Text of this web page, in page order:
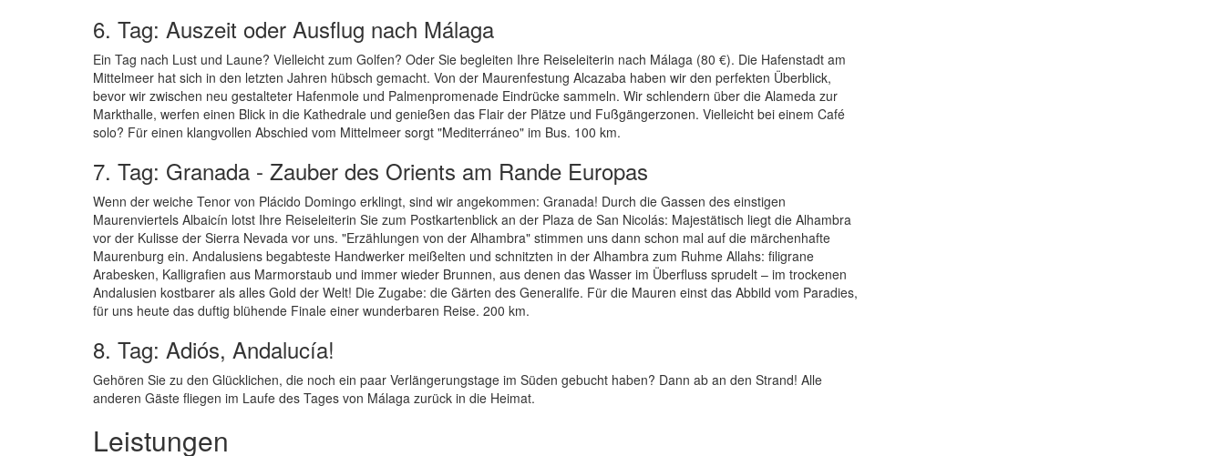
6. Tag: Auszeit oder Ausflug nach Málaga
Ein Tag nach Lust und Laune? Vielleicht zum Golfen? Oder Sie begleiten Ihre Reiseleiterin nach Málaga (80 €). Die Hafenstadt am
Mittelmeer hat sich in den letzten Jahren hübsch gemacht. Von der Maurenfestung Alcazaba haben wir den perfekten Überblick,
bevor wir zwischen neu gestalteter Hafenmole und Palmenpromenade Eindrücke sammeln. Wir schlendern über die Alameda zur
Markthalle, werfen einen Blick in die Kathedrale und genießen das Flair der Plätze und Fußgängerzonen. Vielleicht bei einem Café
solo? Für einen klangvollen Abschied vom Mittelmeer sorgt "Mediterráneo" im Bus. 100 km.
7. Tag: Granada - Zauber des Orients am Rande Europas
Wenn der weiche Tenor von Plácido Domingo erklingt, sind wir angekommen: Granada! Durch die Gassen des einstigen
Maurenviertels Albaicín lotst Ihre Reiseleiterin Sie zum Postkartenblick an der Plaza de San Nicolás: Majestätisch liegt die Alhambra
vor der Kulisse der Sierra Nevada vor uns. "Erzählungen von der Alhambra" stimmen uns dann schon mal auf die märchenhafte
Maurenburg ein. Andalusiens begabteste Handwerker meißelten und schnitzten in der Alhambra zum Ruhme Allahs: filigrane
Arabesken, Kalligrafien aus Marmorstaub und immer wieder Brunnen, aus denen das Wasser im Überfluss sprudelt – im trockenen
Andalusien kostbarer als alles Gold der Welt! Die Zugabe: die Gärten des Generalife. Für die Mauren einst das Abbild vom Paradies,
für uns heute das duftig blühende Finale einer wunderbaren Reise. 200 km.
8. Tag: Adiós, Andalucía!
Gehören Sie zu den Glücklichen, die noch ein paar Verlängerungstage im Süden gebucht haben? Dann ab an den Strand! Alle
anderen Gäste fliegen im Laufe des Tages von Málaga zurück in die Heimat.
Leistungen